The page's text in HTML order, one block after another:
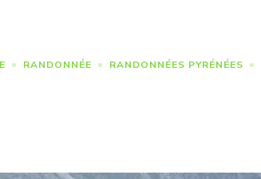
RANDONNÉE RANDONNÉES PYRÉNÉES